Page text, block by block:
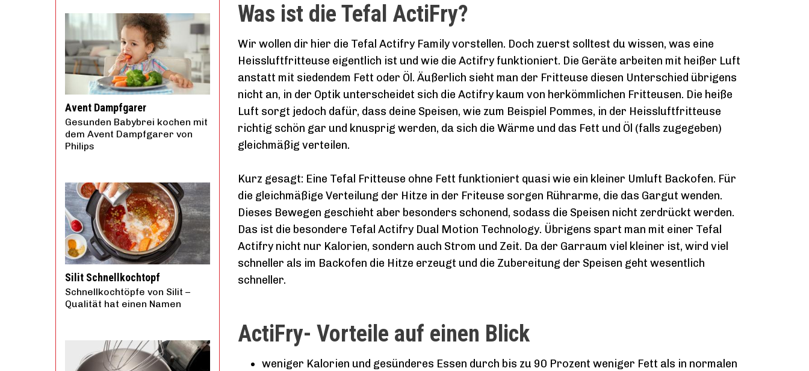
Avent Dampfgarer
Gesunden Babybrei kochen mit
dem Avent Dampfgarer von
Philips
Silit Schnellkochtopf
Schnellkochtöpfe von Silit –
Qualität hat einen Namen
Was ist die Tefal ActiFry?
Wir wollen dir hier die Tefal Actifry Family vorstellen. Doch zuerst solltest du wissen, was eine
Heissluftfritteuse eigentlich ist und wie die Actifry funktioniert. Die Geräte arbeiten mit heißer Luft
anstatt mit siedendem Fett oder Öl. Äußerlich sieht man der Fritteuse diesen Unterschied übrigens
nicht an, in der Optik unterscheidet sich die Actifry kaum von herkömmlichen Fritteusen. Die heiße
Luft sorgt jedoch dafür, dass deine Speisen, wie zum Beispiel Pommes, in der Heissluftfritteuse
richtig schön gar und knusprig werden, da sich die Wärme und das Fett und Öl (falls zugegeben)
gleichmäßig verteilen.
Kurz gesagt: Eine Tefal Fritteuse ohne Fett funktioniert quasi wie ein kleiner Umluft Backofen. Für
die gleichmäßige Verteilung der Hitze in der Friteuse sorgen Rührarme, die das Gargut wenden.
Dieses Bewegen geschieht aber besonders schonend, sodass die Speisen nicht zerdrückt werden.
Das ist die besondere Tefal Actifry Dual Motion Technology. Übrigens spart man mit einer Tefal
Actifry nicht nur Kalorien, sondern auch Strom und Zeit. Da der Garraum viel kleiner ist, wird viel
schneller als im Backofen die Hitze erzeugt und die Zubereitung der Speisen geht wesentlich
schneller.
ActiFry- Vorteile auf einen Blick
weniger Kalorien und gesünderes Essen durch bis zu 90 Prozent weniger Fett als in normalen